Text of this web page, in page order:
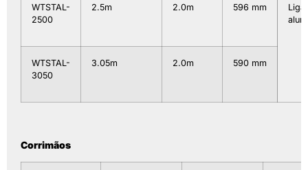
WTSTAL-
2500
2.5m 2.0m 596 mm
Liga
WTSTAL-
3050
3.05m 2.0m 590 mm
Corrimãos